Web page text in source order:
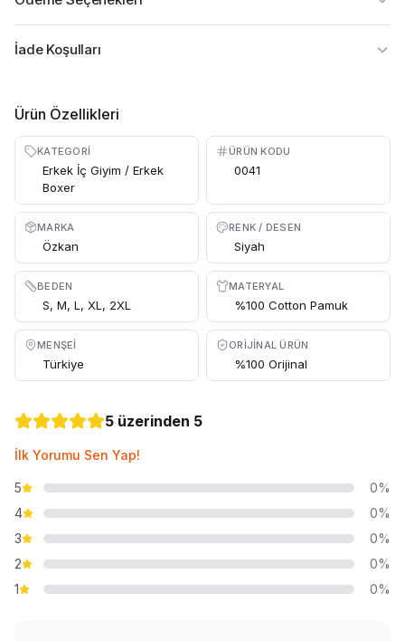
İade Koşulları
Ürün Özellikleri
KATEGORI
Erkek İç Giyim / Erkek
Boxer
ÜRÜN KODU
0041
MARKA
Özkan
RENK / DESEN
Siyah
BEDEN
S, M, L, XL, 2XL
MATERYAL
%100 Cotton Pamuk
MENŞEI
Türkiye
ORIJINAL ÜRÜN
%100 Orijinal
5 üzerinden 5
İlk Yorumu Sen Yap!
5
0%
4
0%
3
0%
2
0%
1
0%